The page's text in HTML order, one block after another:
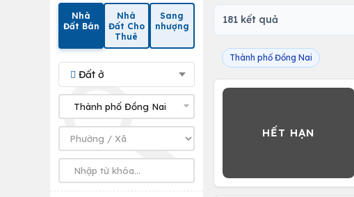
Nhà
Đất Bán
Nhà
Đất Cho
Thuê
Sang
nhượng
Đất ở
181 kết quả
Thành phố Đồng Nai